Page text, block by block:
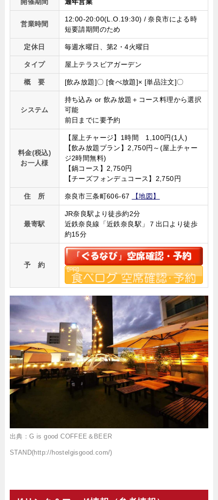
開催期間 通年営業
営業時間
12:00-20:00(L.O.19:30) / 奈良市による時
短要請期間のため
定休日 毎週水曜日、第2・4火曜日
タイプ 屋上テラスビアガーデン
概 要 [飲み放題]〇 [食べ放題]× [単品注文]〇
システム
持ち込み or 飲み放題＋コース料理から選択
可能
前日までに要予約
料金(税込)
お一人様
【屋上チャージ】1時間 1,100円(1人)
【飲み放題プラン】2,750円～(屋上チャー
ジ2時間無料)
【鍋コース】2,750円
【チーズフォンデュコース】2,750円
住 所 奈良市三条町606-67 【地図】
最寄駅
JR奈良駅より徒歩約2分
近鉄奈良線「近鉄奈良駅」７出口より徒歩
約15分
予 約
出典：G is good COFFEE＆BEER
STAND(http://hostelgisgood.com/)